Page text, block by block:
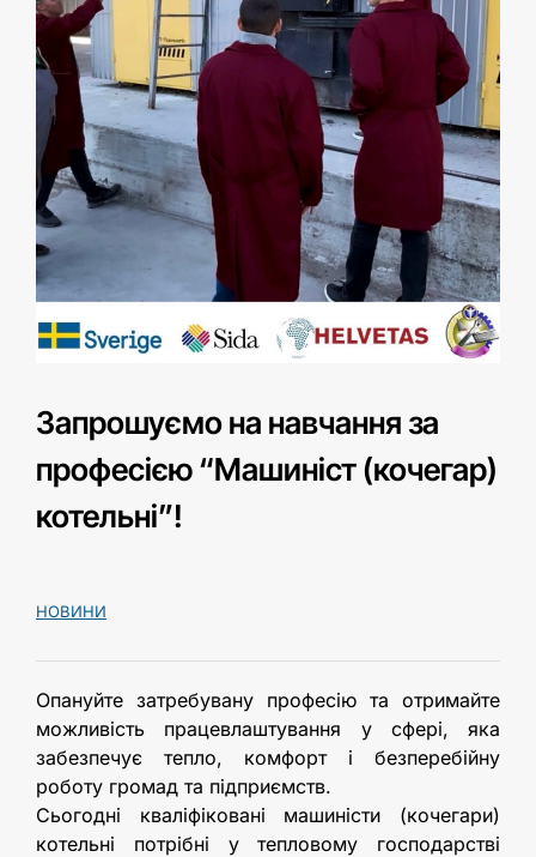
Запрошуємо на навчання за
професією “Машиніст (кочегар)
котельні”!
НОВИНИ
Опануйте затребувану професію та отримайте
можливість працевлаштування у сфері, яка
забезпечує тепло, комфорт і безперебійну
роботу громад та підприємств.
Сьогодні кваліфіковані машиністи (кочегари)
котельні потрібні у тепловому господарстві